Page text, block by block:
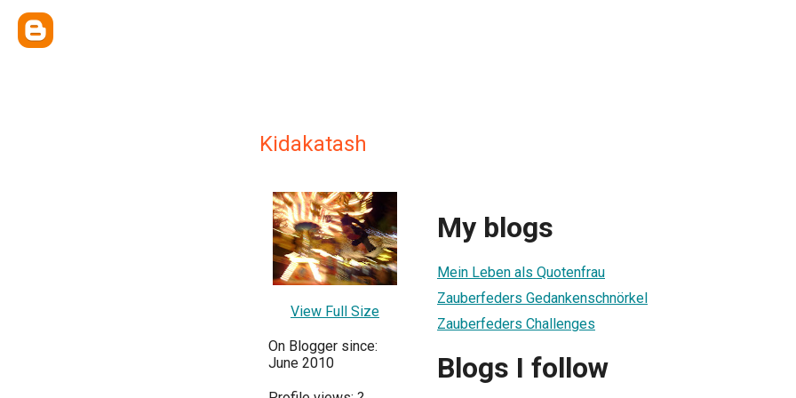
Kidakatash
View Full Size
On Blogger since:
June 2010
My blogs
Mein Leben als Quotenfrau
Zauberfeders Gedankenschnörkel
Zauberfeders Challenges
Blogs I follow